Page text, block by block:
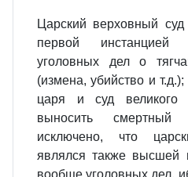
Царский верховный
первой инстанцией
уголовных дел о
(измена, убийство и т.д.);
царя и суд великого
выносить
исключено, что
являлся также высшей
вообще уголовных дел,